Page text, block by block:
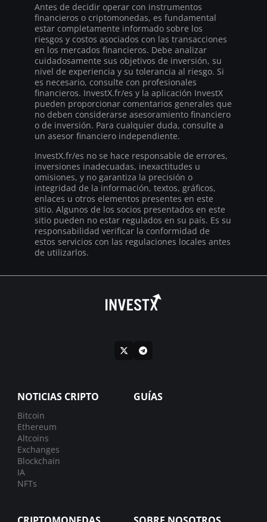
Antes de decidir operar con instrumentos
financieros o criptomonedas, es fundamental
estar completamente informado sobre los
riesgos y costos asociados con las transacciones
en los mercados financieros. Debe analizar
cuidadosamente sus objetivos de inversión, su
nivel de experiencia y su tolerancia al riesgo. Si
es necesario, consulte con profesionales
financieros. InvestX.fr/es y la aplicación InvestX
pueden proporcionar comentarios generales que
no deben considerarse asesoramiento financiero
o de inversión. Para cualquier duda, consulte a
un asesor financiero independiente.
InvestX.fr/es no se hace responsable de errores,
inversiones inadecuadas, inexactitudes u
omisiones, y no garantiza la precisión o
integridad de la información, textos, gráficos,
enlaces u otros elementos presentes en este
sitio. Algunos de los socios presentados en este
sitio pueden no estar regulados en su país. Es su
responsabilidad verificar la conformidad de
estos servicios con las regulaciones locales antes
de utilizarlos.
NOTICIAS CRIPTO
Bitcoin
Ethereum
Altcoins
Exchanges
Blockchain
IA
NFTs
GUÍAS